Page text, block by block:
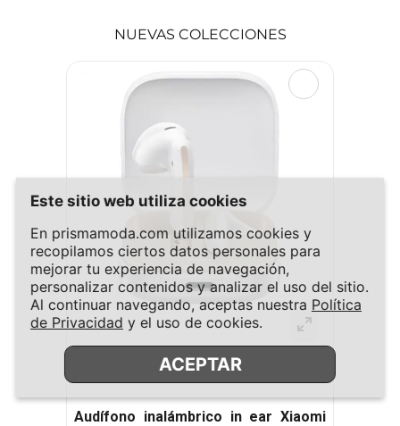
Este sitio web utiliza cookies
En prismamoda.com utilizamos cookies y
recopilamos ciertos datos personales para
mejorar tu experiencia de navegación,
personalizar contenidos y analizar el uso del sitio.
Al continuar navegando, aceptas nuestra Política
de Privacidad y el uso de cookies.
ACEPTAR
NUEVAS COLECCIONES
Xiaomi
Audífono inalámbrico in ear Xiaomi
Redmi buds 6 active
$19.90